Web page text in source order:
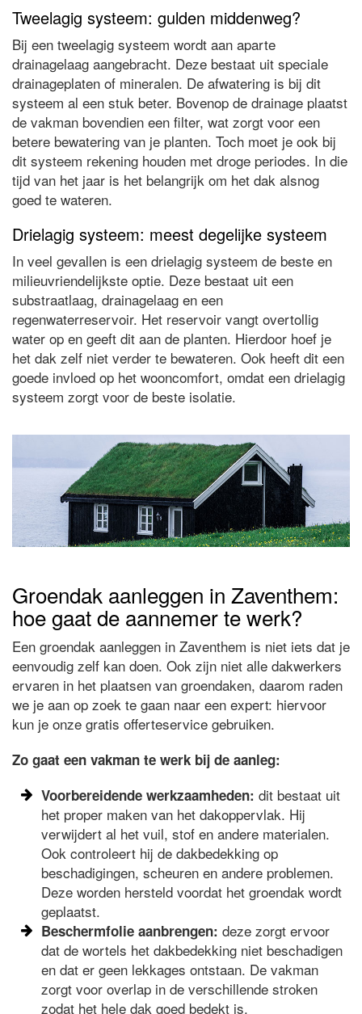
Tweelagig systeem: gulden middenweg?
Bij een tweelagig systeem wordt aan aparte
drainagelaag aangebracht. Deze bestaat uit speciale
drainageplaten of mineralen. De afwatering is bij dit
systeem al een stuk beter. Bovenop de drainage plaatst
de vakman bovendien een filter, wat zorgt voor een
betere bewatering van je planten. Toch moet je ook bij
dit systeem rekening houden met droge periodes. In die
tijd van het jaar is het belangrijk om het dak alsnog
goed te wateren.
Drielagig systeem: meest degelijke systeem
In veel gevallen is een drielagig systeem de beste en
milieuvriendelijkste optie. Deze bestaat uit een
substraatlaag, drainagelaag en een
regenwaterreservoir. Het reservoir vangt overtollig
water op en geeft dit aan de planten. Hierdoor hoef je
het dak zelf niet verder te bewateren. Ook heeft dit een
goede invloed op het wooncomfort, omdat een drielagig
systeem zorgt voor de beste isolatie.
Groendak aanleggen in Zaventhem:
hoe gaat de aannemer te werk?
Een groendak aanleggen in Zaventhem is niet iets dat je
eenvoudig zelf kan doen. Ook zijn niet alle dakwerkers
ervaren in het plaatsen van groendaken, daarom raden
we je aan op zoek te gaan naar een expert: hiervoor
kun je onze gratis offerteservice gebruiken.
Zo gaat een vakman te werk bij de aanleg:
Voorbereidende werkzaamheden: dit bestaat uit
het proper maken van het dakoppervlak. Hij
verwijdert al het vuil, stof en andere materialen.
Ook controleert hij de dakbedekking op
beschadigingen, scheuren en andere problemen.
Deze worden hersteld voordat het groendak wordt
geplaatst.
Beschermfolie aanbrengen: deze zorgt ervoor
dat de wortels het dakbedekking niet beschadigen
en dat er geen lekkages ontstaan. De vakman
zorgt voor overlap in de verschillende stroken
zodat het hele dak goed bedekt is.